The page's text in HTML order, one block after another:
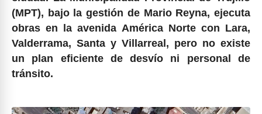
(MPT), bajo la gestión de Mario Reyna, ejecuta
obras en la avenida América Norte con Lara,
Valderrama, Santa y Villarreal, pero no existe
un plan eficiente de desvío ni personal de
tránsito.